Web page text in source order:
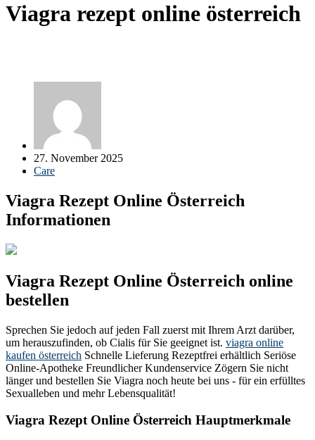
Viagra rezept online österreich
27. November 2025
Care
Viagra Rezept Online Österreich
Informationen
Viagra Rezept Online Österreich online
bestellen
Sprechen Sie jedoch auf jeden Fall zuerst mit Ihrem Arzt darüber,
um herauszufinden, ob Cialis für Sie geeignet ist. viagra online
kaufen österreich Schnelle Lieferung Rezeptfrei erhältlich Seriöse
Online-Apotheke Freundlicher Kundenservice Zögern Sie nicht
länger und bestellen Sie Viagra noch heute bei uns - für ein erfülltes
Sexualleben und mehr Lebensqualität!
Viagra Rezept Online Österreich Hauptmerkmale